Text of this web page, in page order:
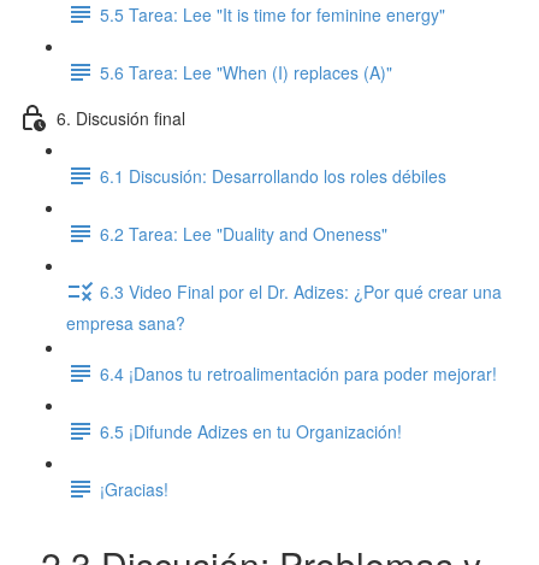
5.5 Tarea: Lee "It is time for feminine energy"
5.6 Tarea: Lee "When (I) replaces (A)"
6. Discusión final
6.1 Discusión: Desarrollando los roles débiles
6.2 Tarea: Lee "Duality and Oneness"
6.3 Video Final por el Dr. Adizes: ¿Por qué crear una
empresa sana?
6.4 ¡Danos tu retroalimentación para poder mejorar!
6.5 ¡Difunde Adizes en tu Organización!
¡Gracias!